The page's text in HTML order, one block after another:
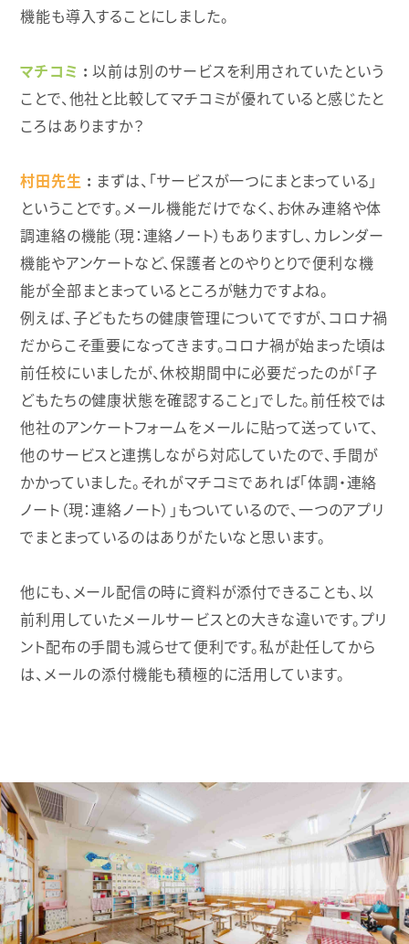
機能も導入することにしました。
マチコミ
以前は別のサービスを利用されていたという
ことで、他社と比較してマチコミが優れていると感じたと
ころはありますか？
村田先生
まずは、「サービスが一つにまとまっている」
ということです。メール機能だけでなく、お休み連絡や体
調連絡の機能（現：連絡ノート）もありますし、カレンダー
機能やアンケートなど、保護者とのやりとりで便利な機
能が全部まとまっているところが魅力ですよね。
例えば、子どもたちの健康管理についてですが、コロナ禍
だからこそ重要になってきます。コロナ禍が始まった頃は
前任校にいましたが、休校期間中に必要だったのが「子
どもたちの健康状態を確認すること」でした。前任校では
他社のアンケートフォームをメールに貼って送っていて、
他のサービスと連携しながら対応していたので、手間が
かかっていました。それがマチコミであれば「体調・連絡
ノート（現：連絡ノート）」もついているので、一つのアプリ
でまとまっているのはありがたいなと思います。
他にも、メール配信の時に資料が添付できることも、以
前利用していたメールサービスとの大きな違いです。プリ
ント配布の手間も減らせて便利です。私が赴任してから
は、メールの添付機能も積極的に活用しています。